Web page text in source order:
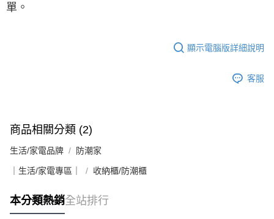
單。
顯示電腦版詳細說明
客服
商品相關分類 (2)
生活/家電品牌 防潮家
｜生活/家電專區｜ 收納櫃/防潮櫃
本分類熱銷全站排行